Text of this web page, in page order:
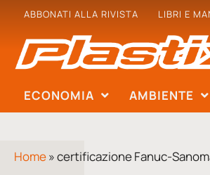
ABBONATI ALLA RIVISTA LIBRI E
ECONOMIA AMBIENTE
Home»certificazione Fanuc-